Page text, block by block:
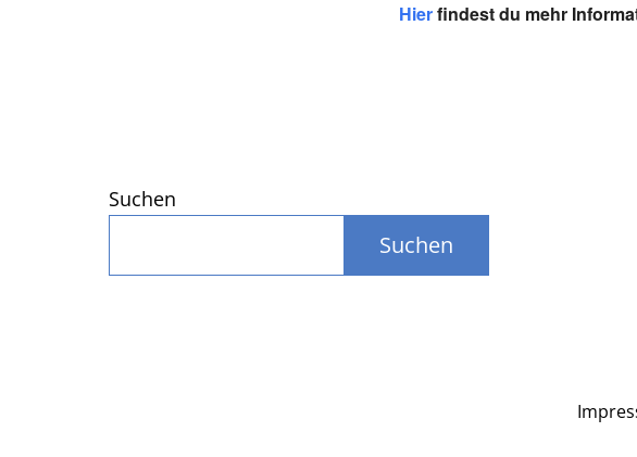
Hierfindest du mehr
Suchen
Suchen